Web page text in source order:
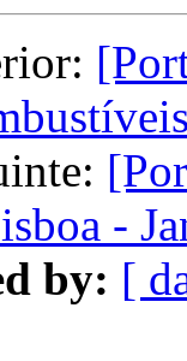
-
by: [